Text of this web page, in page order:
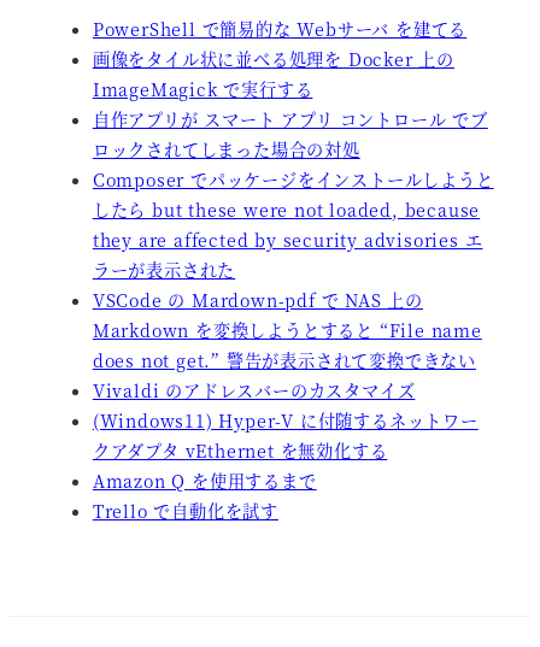
PowerShell で簡易的な Webサーバ を建てる
画像をタイル状に並べる処理を Docker 上の
ImageMagick で実行する
自作アプリが スマート アプリ コントロール でブ
ロックされてしまった場合の対処
Composer でパッケージをインストールしようと
したら but these were not loaded, because
they are affected by security advisories エ
ラーが表示された
VSCode の Mardown-pdf で NAS 上の
Markdown を変換しようとすると “File name
does not get.” 警告が表示されて変換できない
Vivaldi のアドレスバーのカスタマイズ
(Windows11) Hyper-V に付随するネットワー
クアダプタ vEthernet を無効化する
Amazon Q を使用するまで
Trello で自動化を試す